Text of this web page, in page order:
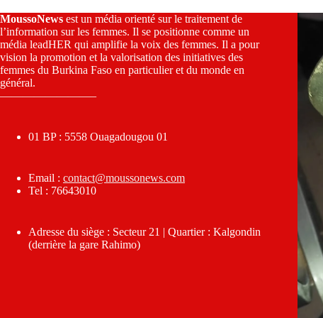
MoussoNews est un média orienté sur le traitement de
l’information sur les femmes. Il se positionne comme un
média leadHER qui amplifie la voix des femmes. Il a pour
vision la promotion et la valorisation des initiatives des
femmes du Burkina Faso en particulier et du monde en
général.
————————–
01 BP : 5558 Ouagadougou 01
Email : contact@moussonews.com
Tel : 76643010
Adresse du siège : Secteur 21 | Quartier : Kalgondin
(derrière la gare Rahimo)